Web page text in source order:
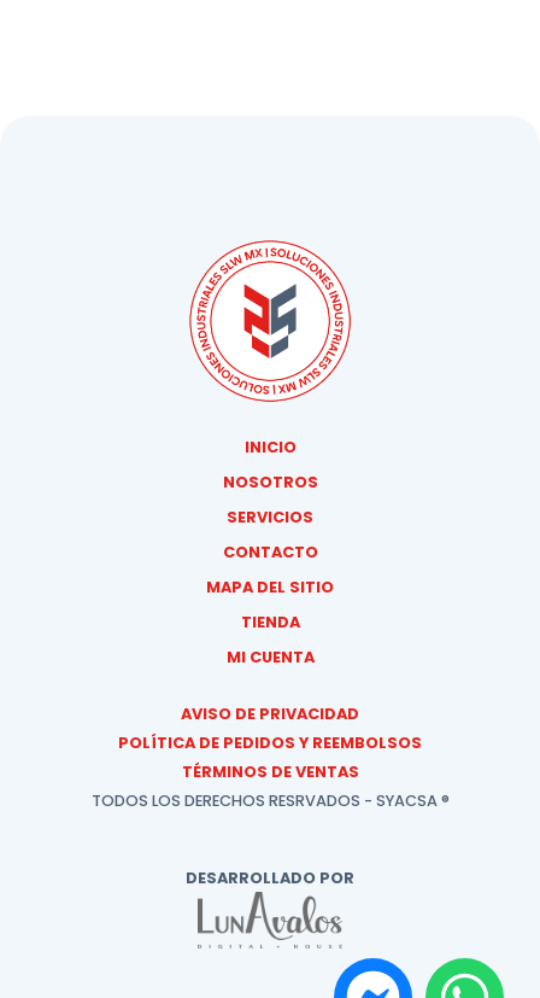
INICIO
NOSOTROS
SERVICIOS
CONTACTO
MAPA DEL SITIO
TIENDA
MI CUENTA
AVISO DE PRIVACIDAD
POLÍTICA DE PEDIDOS Y REEMBOLSOS
TÉRMINOS DE VENTAS
TODOS LOS DERECHOS RESRVADOS - SYACSA ®
DESARROLLADO POR